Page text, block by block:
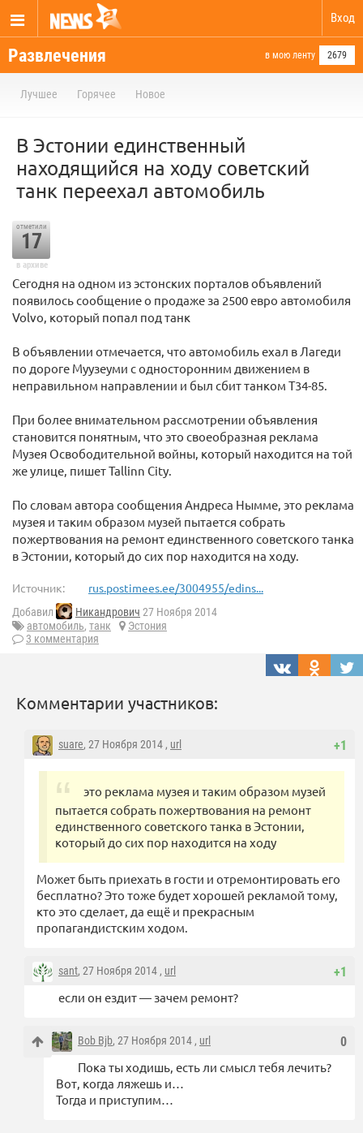
Вход
Развлечения в мою ленту 2679
Лучшее Горячее Новое
В Эстонии единственный
находящийся на ходу советский
танк переехал автомобиль
отметили
17
в архиве
Сегодня на одном из эстонских порталов объявлений
появилось сообщение о продаже за 2500 евро автомобиля
Volvo, который попал под танк
В объявлении отмечается, что автомобиль ехал в Лагеди
по дороге Муузеуми с односторонним движением в
неправильном направлении и был сбит танком T34-85.
При более внимательном рассмотрении объявления
становится понятным, что это своеобразная реклама
Музея Освободительной войны, который находится на той
же улице, пишет Tallinn City.
По словам автора сообщения Андреса Нымме, это реклама
музея и таким образом музей пытается собрать
пожертвования на ремонт единственного советского танка
в Эстонии, который до сих пор находится на ходу.
Источник: rus.postimees.ee/3004955/edins...
Добавил Никандрович 27 Ноября 2014
автомобиль, танк
Эстония
3 комментария
Комментарии участников:
+1
suare, 27 Ноября 2014 , url
это реклама музея и таким образом музей
пытается собрать пожертвования на ремонт
единственного советского танка в Эстонии,
который до сих пор находится на ходу
Может быть приехать в гости и отремонтировать его
бесплатно? Это тоже будет хорошей рекламой тому,
кто это сделает, да ещё и прекрасным
пропагандистским ходом.
+1
sant, 27 Ноября 2014 , url
если он ездит — зачем ремонт?
0
Bob Bjb, 27 Ноября 2014 , url
Пока ты ходишь, есть ли смысл тебя лечить?
Вот, когда ляжешь и…
Тогда и приступим…